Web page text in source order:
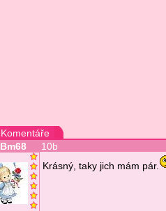
Komentáře
Bm68
10b
Krásný, taky jich mám pár.